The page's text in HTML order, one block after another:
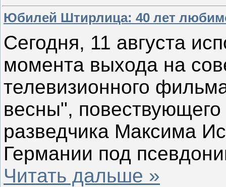
Юбилей Штирлица: 40 лет
Сегодня, 11 августа
момента выхода на
телевизионного
весны", повествующего
разведчика Максима
Германии под
Читать дальше »